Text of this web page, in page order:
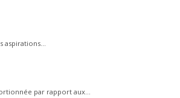
aspirations...
par rapport aux...